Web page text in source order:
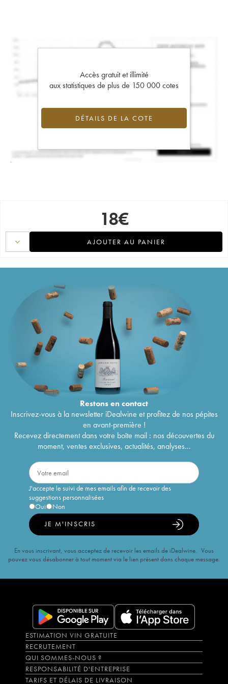
Accès gratuit et illimité
aux statistiques de plus de 150 000 cotes
DÉTAILS DE LA COTE
18€
AJOUTER AU PANIER
Restons encontact
Inscrivez-vous à la newsletter iDealwine et profitez de nos pépites
en avant-première !
Recevez directement dans votre boîte mail : nos découvertes du
moment, ventes exclusives, actualités, analyses...
J'accepte le suivi de mes emails afin de recevoir des
suggestions personnalisées
Oui
Non
JE M'INSCRIS
En vous inscrivant, vous acceptez de recevoir les emails de iDealwine. Vous
pouvez vous désabonner à tout moment via le lien présent dans chaque message.
ESTIMATION VIN GRATUITE
RECRUTEMENT
QUI SOMMES-NOUS ?
RESPONSABILITÉ D'ENTREPRISE
TARIFS ET DÉLAIS DE LIVRAISON